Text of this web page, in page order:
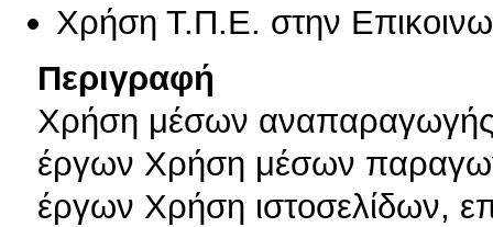
Χρήση Τ.Π.Ε. στην
Περιγραφή
Χρήση μέσων αναπαραγωγής
έργων Χρήση μέσων
έργων Χρήση ιστοσελίδων,